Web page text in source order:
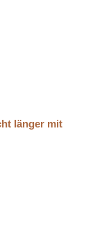
länger mit